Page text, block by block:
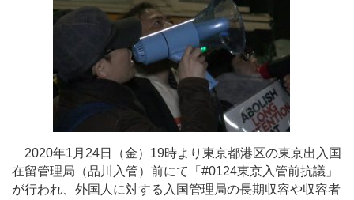
2020年1月24日（金）19時より東京都港区の東京出入国
在留管理局（品川入管）前にて「#0124東京入管前抗議」
が行われ、外国人に対する入国管理局の長期収容や収容者